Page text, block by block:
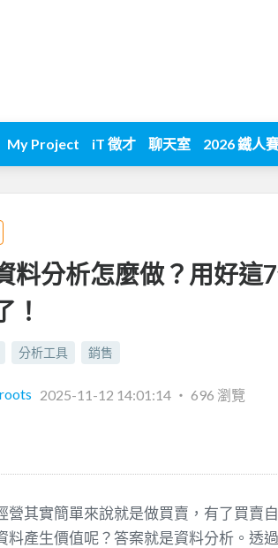
My Project iT 徵才 聊天室 2026 鐵人
料分析怎麼做？用好這
！
分析工具 銷售
2025-11-12 14:01:14 ‧ 696 瀏覽
營其實簡單來說就是做買賣，有了買賣
料產生價值呢？答案就是資料分析。透